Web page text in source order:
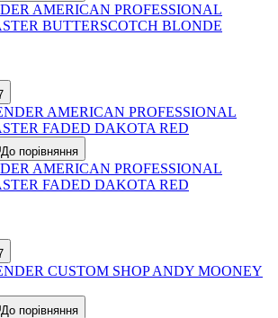
AMERICAN PROFESSIONAL
BUTTERSCOTCH BLONDE
До порівняння
AMERICAN PROFESSIONAL
FADED DAKOTA RED
До порівняння